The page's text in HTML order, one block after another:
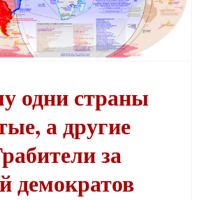
одни страны
а другие
за
демократов